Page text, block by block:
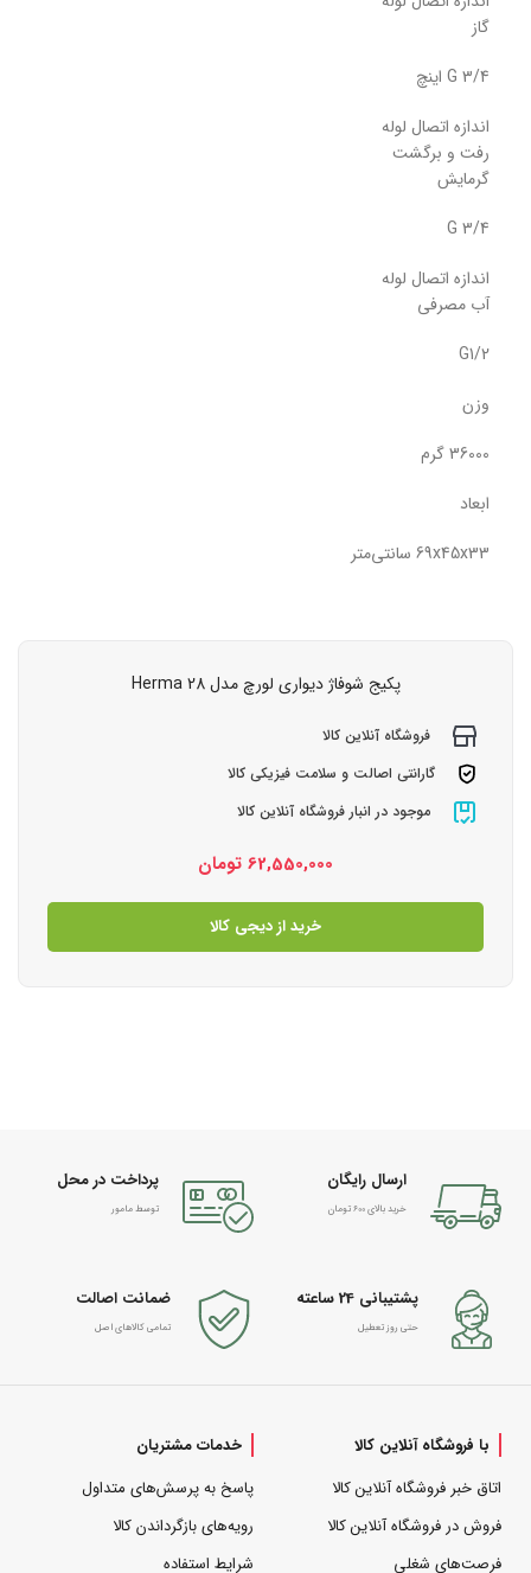
گاز
G 3/4 اینچ
اندازه اتصال لوله
رفت و برگشت
گرمایش
G 3/4
اندازه اتصال لوله
آب مصرفی
G1/2
وزن
36000 گرم
ابعاد
69x45x33 سانتی‌متر
پکیج شوفاژ دیواری لورچ مدل Herma 28
فروشگاه آنلاین کالا
گارانتی اصالت و سلامت فیزیکی کالا
موجود در انبار فروشگاه آنلاین کالا
62,550,000 تومان
خرید از دیجی کالا
ارسال رایگان
خرید بالای 600 تومان
پرداخت در محل
توسط مامور
پشتیبانی 24 ساعته
حتی روز تعطیل
ضمانت اصالت
تمامی کالاهای اصل
با فروشگاه آنلاین کالا
اتاق خبر فروشگاه آنلاین کالا
فروش در فروشگاه آنلاین کالا
فرصت‌های شغلی
خدمات مشتریان
پاسخ به پرسش‌های متداول
رویه‌های بازگرداندن کالا
شرایط استفاده